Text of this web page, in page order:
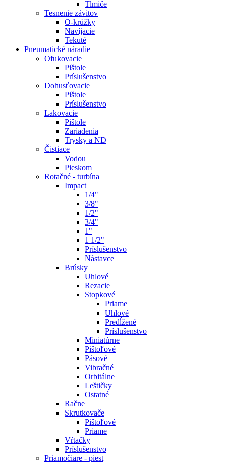
Tlmiče
Tesnenie závitov
O-krúžky
Navíjacie
Tekuté
Pneumatické náradie
Ofukovacie
Pištole
Príslušenstvo
Dohusťovacie
Pištole
Príslušenstvo
Lakovacie
Pištole
Zariadenia
Trysky a ND
Čistiace
Vodou
Pieskom
Rotačné - turbína
Impact
1/4"
3/8"
1/2"
3/4"
1"
1 1/2"
Príslušenstvo
Nástavce
Brúsky
Uhlové
Rezacie
Stopkové
Priame
Uhlové
Predĺžené
Príslušenstvo
Miniatúrne
Pištoľové
Pásové
Vibračné
Orbitálne
Leštičky
Ostatné
Račne
Skrutkovače
Pištoľové
Priame
Vŕtačky
Príslušenstvo
Priamočiare - piest